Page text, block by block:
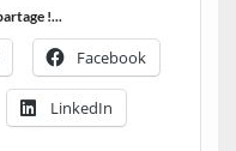
!...
Facebook
LinkedIn